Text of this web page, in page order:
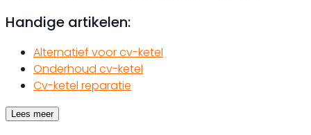
Handige artikelen:
Alternatief voor cv-ketel
Onderhoud cv-ketel
Cv-ketel reparatie
Lees meer